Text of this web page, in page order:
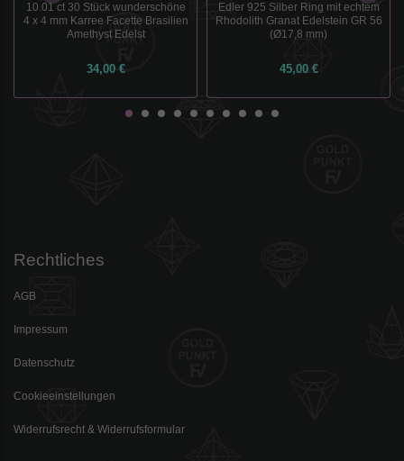
10.01 ct 30 Stück wunderschöne
4 x 4 mm Karree Facette Brasilien
Amethyst Edelst
34,00 €
Edler 925 Silber Ring mit echtem
Rhodolith Granat Edelstein GR 56
(Ø17,8 mm)
45,00 €
Rechtliches
AGB
Impressum
Datenschutz
Cookieeinstellungen
Widerrufsrecht & Widerrufsformular